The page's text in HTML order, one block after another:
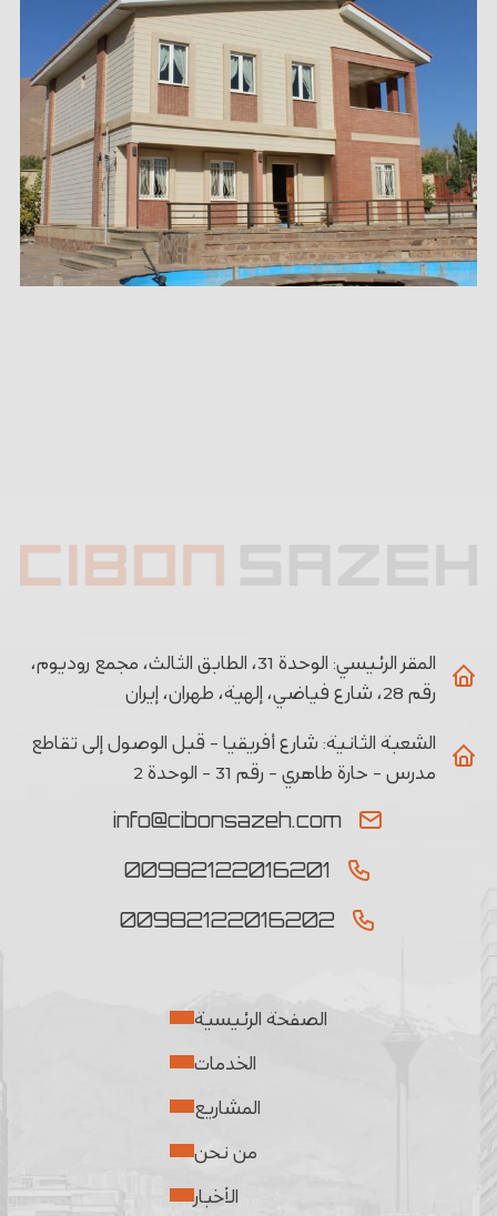
المقر الرئيسي:
الوحدة 31، الطابق الثالث، مجمع روديوم،
رقم 28، شارع فياضي، إلهية، طهران، إيران
الشعبة الثانیة: شارع أفريقيا - قبل الوصول إلى تقاطع
مدرس - حارة طاهري - رقم 31 - الوحدة 2
info@cibonsazeh.com
00982122016201
00982122016202
الصفحة الرئيسية
الخدمات
المشاريع
من نحن
الأخبار